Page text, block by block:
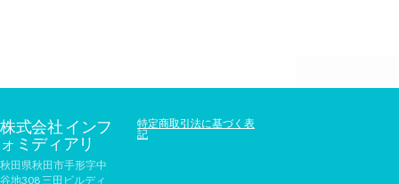
株式会社 インフ
ォミディアリ
秋田県秋田市手形字中
谷地308 三田ビルディ
特定商取引法に基づく表
記